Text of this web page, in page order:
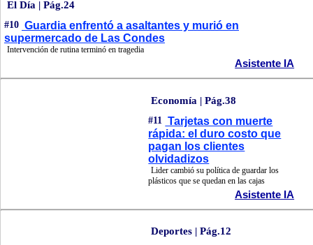
El Día | Pág.24
#10 Guardia enfrentó a asaltantes y murió en
supermercado de Las Condes
Intervención de rutina terminó en tragedia
Asistente IA
Economía | Pág.38
#11
Tarjetas con muerte
rápida: el duro costo que
pagan los clientes
olvidadizos
Lider cambió su política de guardar los
plásticos que se quedan en las cajas
Asistente IA
Deportes | Pág.12